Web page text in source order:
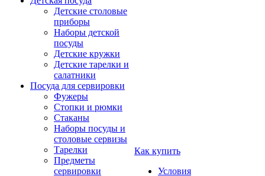
Детские столовые
приборы
Наборы детской
посуды
Детские кружки
Детские тарелки и
салатники
Посуда для сервировки
Фужеры
Стопки и рюмки
Стаканы
Наборы посуды и
столовые сервизы
Тарелки
Предметы
сервировки
Как купить
Условия